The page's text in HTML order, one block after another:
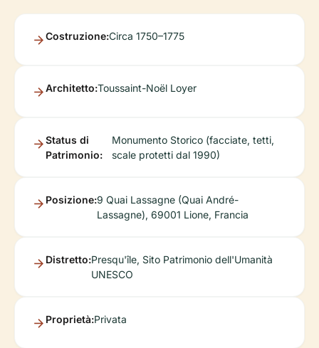
Costruzione:Circa 1750–1775
Architetto:Toussaint-Noël Loyer
Status di
Patrimonio:
Monumento Storico (facciate, tetti,
scale protetti dal 1990)
Posizione:9 Quai Lassagne (Quai André-
Lassagne), 69001 Lione, Francia
Distretto:Presqu'île, Sito Patrimonio dell'Umanità
UNESCO
Proprietà:Privata